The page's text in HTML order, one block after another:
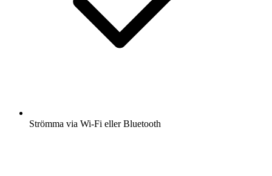
Strömma via Wi-Fi eller Bluetooth